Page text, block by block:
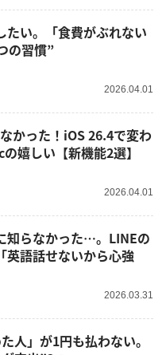
たい。「食費がぶれない
の習慣”
2026.04.01
かった！iOS 26.4で変わ
嬉しい【新機能2選】
2026.04.01
知らなかった…。LINEの
英語話せないから心強
2026.03.31
人」が1円も払わない。